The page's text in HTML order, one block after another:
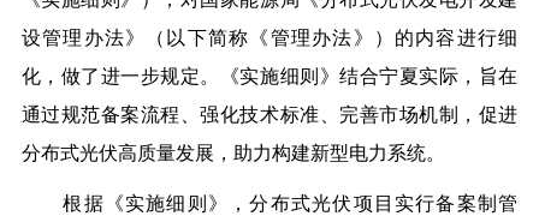
设管理办法》（以下简称《管理办法》）的内容进行细
化，做了进一步规定。《实施细则》结合宁夏实际，旨在
通过规范备案流程、强化技术标准、完善市场机制，促进
分布式光伏高质量发展，助力构建新型电力系统。
根据《实施细则》，分布式光伏项目实行备案制管